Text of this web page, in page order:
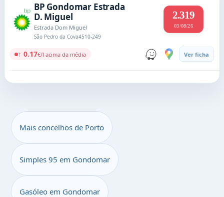
BP Gondomar Estrada
D. Miguel
Estrada Dom Miguel
São Pedro da Cova4510-249
2.319
03/08/26
↑ 0.17€/l acima da média Ver ficha
Mais concelhos de Porto
Simples 95 em Gondomar
Gasóleo em Gondomar